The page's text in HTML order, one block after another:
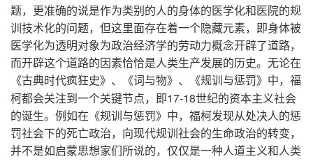
题，更准确的说是作为类别的人的身体的医学化和医院的规
训技术化的问题，但这里面存在着一个隐藏元素，即身体被
医学化为透明对象为政治经济学的劳动力概念开辟了道路，
而开辟这个道路的因素恰恰是人类生产发展的历史。无论在
《古典时代疯狂史》、《词与物》、《规训与惩罚》中，福
柯都会关注到一个关键节点，即17-18世纪的资本主义社会
的诞生。例如在《规训与惩罚》中，福柯发现从处决人的惩
罚社会下的死亡政治，向现代规训社会的生命政治的转变，
并不是如启蒙思想家们所说的，仅仅是一种人道主义和人类